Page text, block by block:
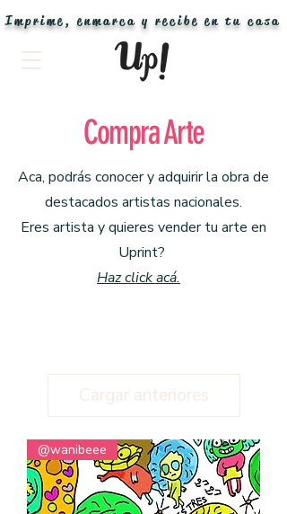
Imprime, enmarca y recibe en tu casa
Compra Arte
Aca, podrás conocer y adquirir la obra de
destacados artistas nacionales.
Eres artista y quieres vender tu arte en
Uprint?
Haz click acá.
Cargar anteriores
@wanibeee